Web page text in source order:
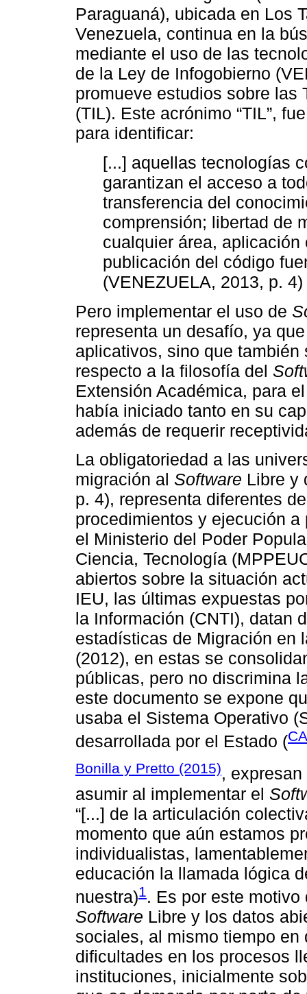
Paraguaná), ubicada en Los
Venezuela, continua en la
mediante el uso de las
de la Ley de Infogobierno
promueve estudios sobre las
(TIL). Este acrónimo “TIL”,
para identificar:
[...] aquellas tecnologías
garantizan el acceso a
transferencia del
comprensión; libertad de
cualquier área,
publicación del código
(VENEZUELA, 2013, p. 4)
Pero implementar el uso de
representa un desafío, ya
aplicativos, sino que
respecto a la filosofía del
Extensión Académica, para
había iniciado tanto en su
además de requerir
La obligatoriedad a las
migración al Software Libre y
p. 4), representa diferentes
procedimientos y ejecución
el Ministerio del Poder
Ciencia, Tecnología
abiertos sobre la situación
IEU, las últimas expuestas
la Información (CNTI), datan
estadísticas de Migración en
(2012), en estas se
públicas, pero no discrimina
este documento se expone
usaba el Sistema Operativo
desarrollada por el Estado (
Bonilla y Pretto (2015),
asumir al implementar el
“[...] de la articulación
momento que aún estamos
individualistas,
educación la llamada lógica
nuestra)1 . Es por este
Software Libre y los datos
sociales, al mismo tiempo
dificultades en los procesos
instituciones, inicialmente